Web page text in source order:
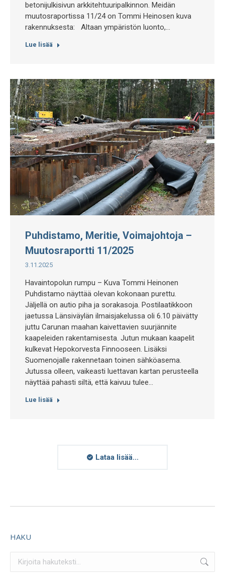
betonijulkisivun arkkitehtuuripalkinnon. Meidän
muutosraportissa 11/24 on Tommi Heinosen kuva
rakennuksesta: Altaan ympäristön luonto,…
Lue lisää
Puhdistamo, Meritie, Voimajohtoja –
Muutosraportti 11/2025
3.11.2025
Havaintopolun rumpu – Kuva Tommi Heinonen
Puhdistamo näyttää olevan kokonaan purettu.
Jäljellä on autio piha ja sorakasoja. Postilaatikkoon
jaetussa Länsiväylän ilmaisjakelussa oli 6.10 päivätty
juttu Carunan maahan kaivettavien suurjännite
kaapeleiden rakentamisesta. Jutun mukaan kaapelit
kulkevat Hepokorvesta Finnooseen. Lisäksi
Suomenojalle rakennetaan toinen sähköasema.
Jutussa olleen, vaikeasti luettavan kartan perusteella
näyttää pahasti siltä, että kaivuu tulee…
Lue lisää
Lataa lisää...
HAKU